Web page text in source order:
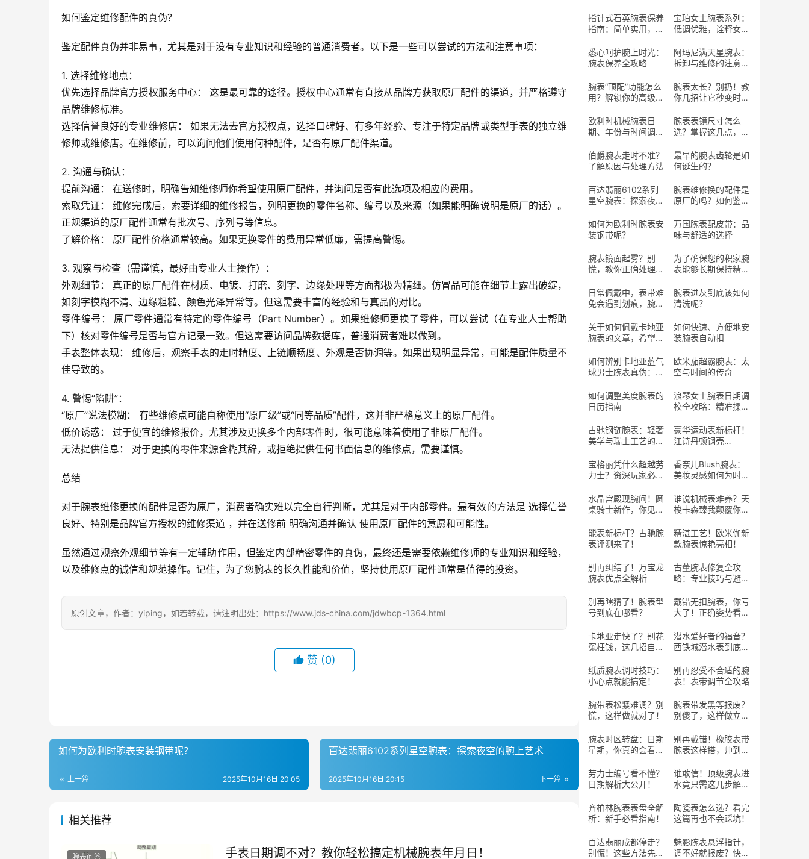
如何鉴定维修配件的真伪？
鉴定配件真伪并非易事，尤其是对于没有专业知识和经验的普通消费者。以下是一些可以尝试的方法和注意事项：
1. 选择维修地点：
优先选择品牌官方授权服务中心： 这是最可靠的途径。授权中心通常有直接从品牌方获取原厂配件的渠道，并严格遵守
品牌维修标准。
选择信誉良好的专业维修店： 如果无法去官方授权点，选择口碑好、有多年经验、专注于特定品牌或类型手表的独立维
修师或维修店。在维修前，可以询问他们使用何种配件，是否有原厂配件渠道。
2. 沟通与确认：
提前沟通： 在送修时，明确告知维修师你希望使用原厂配件，并询问是否有此选项及相应的费用。
索取凭证： 维修完成后，索要详细的维修报告，列明更换的零件名称、编号以及来源（如果能明确说明是原厂的话）。
正规渠道的原厂配件通常有批次号、序列号等信息。
了解价格： 原厂配件价格通常较高。如果更换零件的费用异常低廉，需提高警惕。
3. 观察与检查（需谨慎，最好由专业人士操作）：
外观细节： 真正的原厂配件在材质、电镀、打磨、刻字、边缘处理等方面都极为精细。仿冒品可能在细节上露出破绽，
如刻字模糊不清、边缘粗糙、颜色光泽异常等。但这需要丰富的经验和与真品的对比。
零件编号： 原厂零件通常有特定的零件编号（Part Number）。如果维修师更换了零件，可以尝试（在专业人士帮助
下）核对零件编号是否与官方记录一致。但这需要访问品牌数据库，普通消费者难以做到。
手表整体表现： 维修后，观察手表的走时精度、上链顺畅度、外观是否协调等。如果出现明显异常，可能是配件质量不
佳导致的。
4. 警惕“陷阱”：
“原厂”说法模糊： 有些维修点可能自称使用“原厂级”或“同等品质”配件，这并非严格意义上的原厂配件。
低价诱惑： 过于便宜的维修报价，尤其涉及更换多个内部零件时，很可能意味着使用了非原厂配件。
无法提供信息： 对于更换的零件来源含糊其辞，或拒绝提供任何书面信息的维修点，需要谨慎。
总结
对于腕表维修更换的配件是否为原厂，消费者确实难以完全自行判断，尤其是对于内部零件。最有效的方法是 选择信誉
良好、特别是品牌官方授权的维修渠道 ，并在送修前 明确沟通并确认 使用原厂配件的意愿和可能性。
虽然通过观察外观细节等有一定辅助作用，但鉴定内部精密零件的真伪，最终还是需要依赖维修师的专业知识和经验，
以及维修点的诚信和规范操作。记住，为了您腕表的长久性能和价值，坚持使用原厂配件通常是值得的投资。
原创文章，作者：yiping，如若转载，请注明出处：https://www.jds-china.com/jdwbcp-1364.html
赞 (0)
如何为欧利时腕表安装钢带呢？
上一篇 2025年10月16日 20:05
百达翡丽6102系列星空腕表：探索夜空的腕上艺术
下一篇
2025年10月16日 20:15
相关推荐
腕表问答 手表日期调不对？教你轻松搞定机械腕表年月日！
指针式石英腕表保养
指南：简单实用，延
宝珀女士腕表系列：
低调优雅，诠释女性
悉心呵护腕上时光：
腕表保养全攻略
阿玛尼满天星腕表：
拆卸与维修的注意事
腕表“顶配”功能怎么
用？解锁你的高级腕
腕表太长？别扔！教
你几招让它秒变时尚
欧利时机械腕表日
期、年份与时间调整
腕表表镜尺寸怎么
选？掌握这几点，选
伯爵腕表走时不准？
了解原因与处理方法
最早的腕表齿轮是如
何诞生的？
百达翡丽6102系列
星空腕表：探索夜空
腕表维修换的配件是
原厂的吗？如何鉴定
如何为欧利时腕表安
装钢带呢？
万国腕表配皮带：品
味与舒适的选择
腕表镜面起雾？别
慌，教你正确处理方
为了确保您的积家腕
表能够长期保持精准
日常佩戴中，表带难
免会遇到划痕，腕表
处理呢？
腕表进灰到底该如何
清洗呢？
关于如何佩戴卡地亚
腕表的文章，希望能
的爱表
如何快速、方便地安
装腕表自动扣
如何辨别卡地亚蓝气
球男士腕表真伪：实
欧米茄超霸腕表：太
空与时间的传奇
如何调整美度腕表的
日历指南
浪琴女士腕表日期调
校全攻略：精准操作
古驰钢链腕表：轻奢
美学与瑞士工艺的完
豪华运动表新标杆！
江诗丹顿钢壳
宝格丽凭什么超越劳
力士？资深玩家必
香奈儿Blush腕表：
美妆灵感如何为时间
水晶宫殿现腕间！圆
桌骑士新作，你见过
谁说机械表难养？天
梭卡森臻我颠覆你的
能表新标杆？古驰腕
表评测来了！
精湛工艺！欧米伽新
款腕表惊艳亮相！
别再纠结了！万宝龙
腕表优点全解析
古董腕表修复全攻
略：专业技巧与避坑
别再瞎猜了！腕表型
号到底在哪看？
戴错无扣腕表，你亏
大了！正确姿势看这
卡地亚走快了？别花
冤枉钱，这几招自己
潜水爱好者的福音？
西铁城潜水表到底行
纸质腕表调时技巧：
小心点就能搞定！
别再忍受不合适的腕
表！表带调节全攻略
腕带表松紧难调？别
慌，这样做就对了！
腕表带发黑等报废？
别傻了，这样做立马
腕表时区转盘：日期
星期，你真的会看
别再戴错！橡胶表带
腕表这样搭，帅到回
劳力士编号看不懂？
日期解析大公开！
谁敢信！顶级腕表进
水竟只需这几步解
齐柏林腕表表盘全解
析：新手必看指南！
陶瓷表怎么选？看完
这篇再也不会踩坑！
百达翡丽成都停走？
别慌！这些方法先试
魅影腕表悬浮指针，
调不好就报废？快